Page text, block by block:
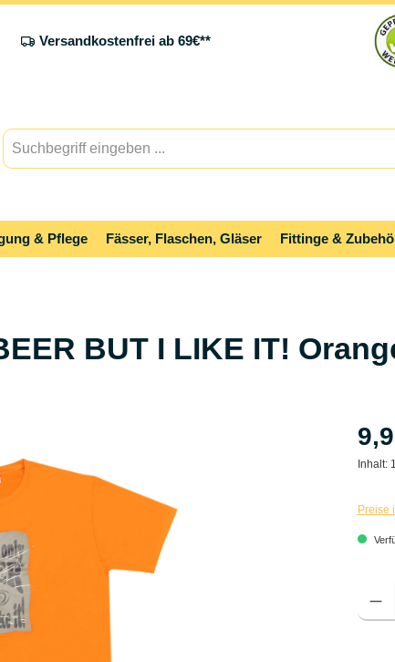
Versandkostenfrei ab 69€**
& Pflege Fässer, Flaschen, Gläser Fittinge &
BUT I LIKE IT!
Inhalt:
Preise